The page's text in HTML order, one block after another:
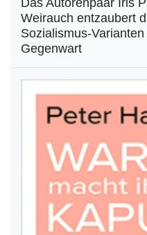
Weirauch entzaubert
Sozialismus-
Gegenwart